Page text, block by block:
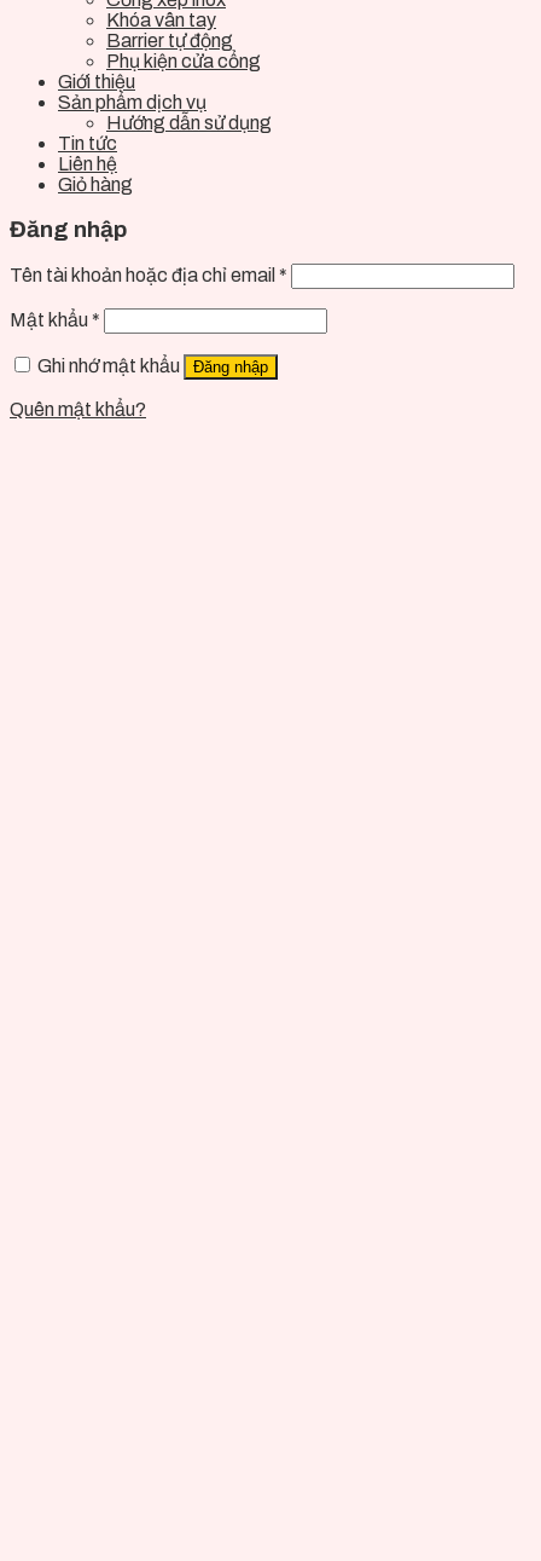
Khóa vân tay
Barrier tự động
Phụ kiện cửa cổng
Giới thiệu
Sản phẩm dịch vụ
Hướng dẫn sử dụng
Tin tức
Liên hệ
Giỏ hàng
Đăng nhập
Tên tài khoản hoặc địa chỉ email *
Mật khẩu *
Ghi nhớ mật khẩu Đăng nhập
Quên mật khẩu?